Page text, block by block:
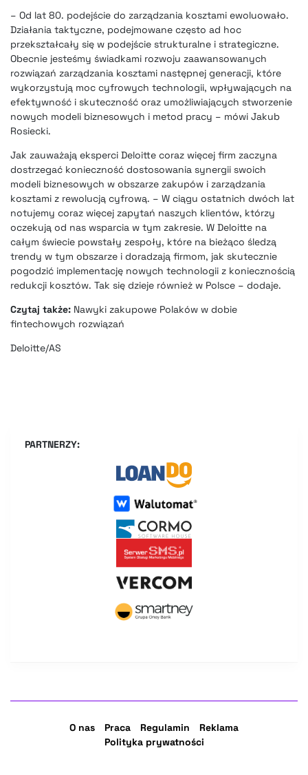
– Od lat 80. podejście do zarządzania kosztami ewoluowało.
Działania taktyczne, podejmowane często ad hoc
przekształcały się w podejście strukturalne i strategiczne.
Obecnie jesteśmy świadkami rozwoju zaawansowanych
rozwiązań zarządzania kosztami następnej generacji, które
wykorzystują moc cyfrowych technologii, wpływających na
efektywność i skuteczność oraz umożliwiających stworzenie
nowych modeli biznesowych i metod pracy – mówi Jakub
Rosiecki.
Jak zauważają eksperci Deloitte coraz więcej firm zaczyna
dostrzegać konieczność dostosowania synergii swoich
modeli biznesowych w obszarze zakupów i zarządzania
kosztami z rewolucją cyfrową. – W ciągu ostatnich dwóch lat
notujemy coraz więcej zapytań naszych klientów, którzy
oczekują od nas wsparcia w tym zakresie. W Deloitte na
całym świecie powstały zespoły, które na bieżąco śledzą
trendy w tym obszarze i doradzają firmom, jak skutecznie
pogodzić implementację nowych technologii z koniecznością
redukcji kosztów. Tak się dzieje również w Polsce – dodaje.
Czytaj także: Nawyki zakupowe Polaków w dobie
fintechowych rozwiązań
Deloitte/AS
PARTNERZY:
O nas Praca Regulamin
Reklama
Polityka prywatności